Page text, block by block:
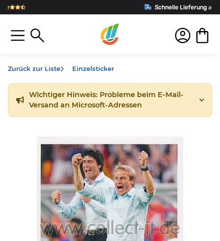
Schnelle Lieferungaus Deutschland
Zurück zur Liste Einzelsticker
Wichtiger Hinweis: Probleme beim E-Mail-
Versand an Microsoft-Adressen